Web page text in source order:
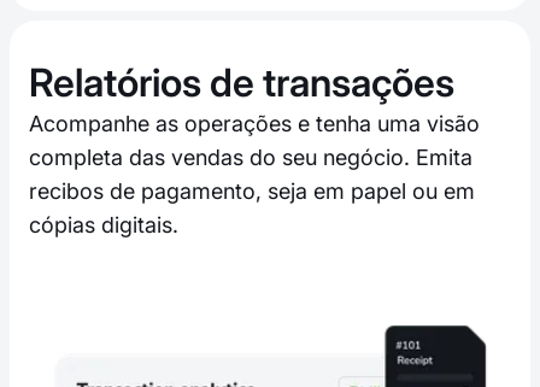
Relatórios de transações
Acompanhe as operações e tenha uma visão
completa das vendas do seu negócio. Emita
recibos de pagamento, seja em papel ou em
cópias digitais.